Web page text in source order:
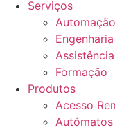
Serviços
Automação
Engenharia
Formação
Produtos
Acesso